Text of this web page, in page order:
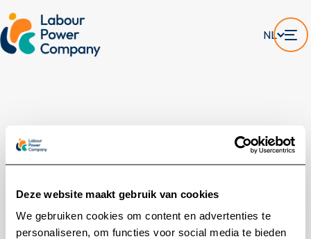
Deze website maakt gebruik van cookies
We gebruiken cookies om content en advertenties te
personaliseren, om functies voor social media te bieden
NL